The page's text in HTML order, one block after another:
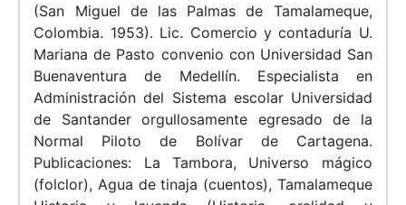
(San Miguel de las Palmas de Tamalameque,
Colombia. 1953). Lic. Comercio y contaduría U.
Mariana de Pasto convenio con Universidad San
Buenaventura de Medellín. Especialista en
Administración del Sistema escolar Universidad
de Santander orgullosamente egresado de la
Normal Piloto de Bolívar de Cartagena.
Publicaciones: La Tambora, Universo mágico
(folclor), Agua de tinaja (cuentos), Tamalameque